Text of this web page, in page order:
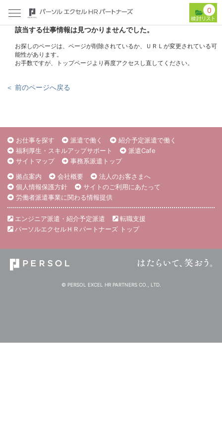
0
該当する仕事情報は見つかりませんでした。
お探しのページは、ページが削除されているか、ＵＲＬが変更されている可
能性があります。
お手数ですが、トップページより再度アクセスし直してください。
＜ 前のページへ戻る
お仕事を探す 派遣で働く
紹介予定派遣で働く
福利厚生・スキルアップサポート
派遣Cafe
サイトマップ
事務系派遣トップ
拠点案内
会社概要
法人のお客さまへ
個人情報保護方針
サイトのご利用にあたって
労働者派遣事業に関わる情報提供
エンジニア派遣・紹介予定派遣
転職支援
パーソルエクセルＨＲパートナーズ トップ
© PERSOL EXCEL HR PARTNERS CO., LTD.